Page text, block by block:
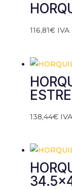
116,81€
138,44€